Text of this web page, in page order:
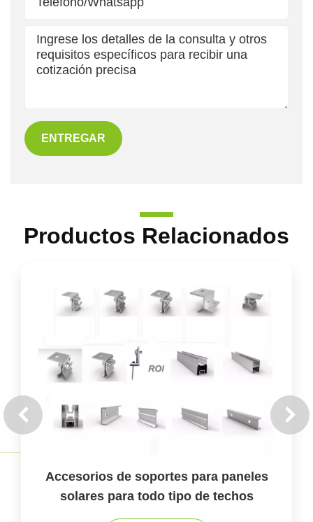
ENTREGAR
Productos Relacionados
Accesorios de soportes para paneles
solares para todo tipo de techos